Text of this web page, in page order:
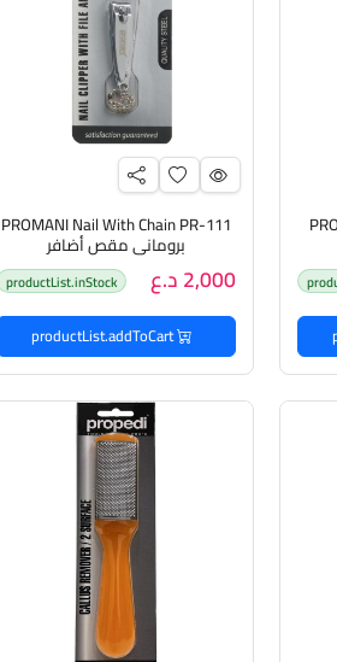
PROMANI Nail With Chain PR-111
بروماني مقص أضافر
2,000 د.ع productList.inStock
productList.addToCart